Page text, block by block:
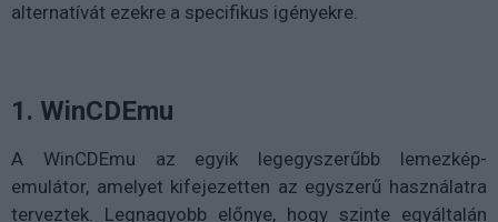
alternatívát ezekre a specifikus igényekre.
1. WinCDEmu
A WinCDEmu az egyik legegyszerűbb lemezkép-
emulátor, amelyet kifejezetten az egyszerű használatra
terveztek. Legnagyobb előnye, hogy szinte egyáltalán